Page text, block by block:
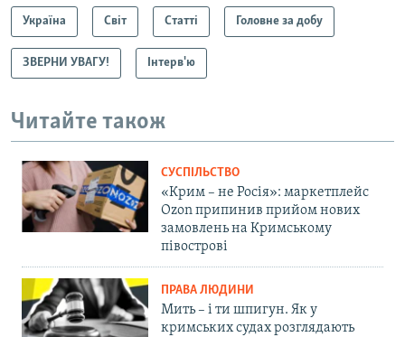
Україна Світ Статті Головне за добу
ЗВЕРНИ УВАГУ! Інтерв'ю
Читайте також
СУСПІЛЬСТВО
«Крим – не Росія»: маркетплейс
Ozon припинив прийом нових
замовлень на Кримському
півострові
ПРАВА ЛЮДИНИ
Мить – і ти шпигун. Як у
кримських судах розглядають